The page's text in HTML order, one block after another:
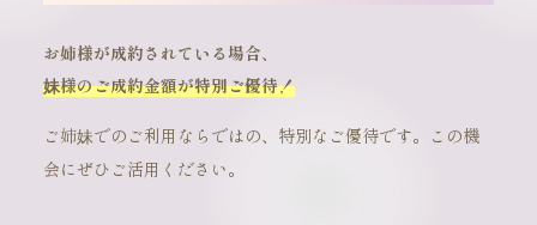
お姉様が成約されている場合、
妹様のご成約金額が特別ご優待！
ご姉妹でのご利用ならではの、特別なご優待です。この機
会にぜひご活用ください。